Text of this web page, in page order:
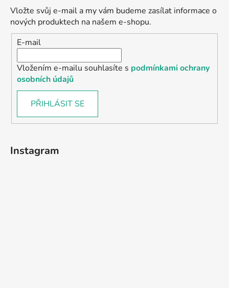
Vložte svůj e-mail a my vám budeme zasílat informace o
nových produktech na našem e-shopu.
E-mail
Vložením e-mailu souhlasíte s podmínkami ochrany
osobních údajů
PŘIHLÁSIT SE
Instagram